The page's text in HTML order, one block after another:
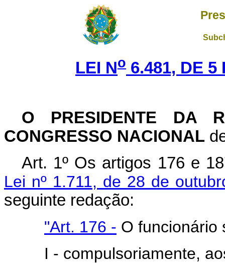
LEI No 6.481, DE 5
O PRESIDENTE DA
CONGRESSO NACIONAL
Art. 1º Os artigos 176 e
Lei nº 1.711, de 28 de
seguinte redação:
"Art. 176 - O funcionário
I - compulsoriamente,